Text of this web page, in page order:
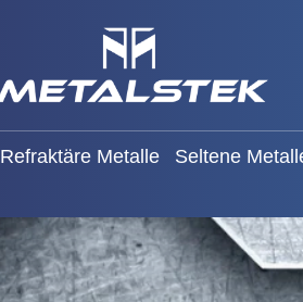
Refraktäre Metalle Seltene
Refraktäre Metalle